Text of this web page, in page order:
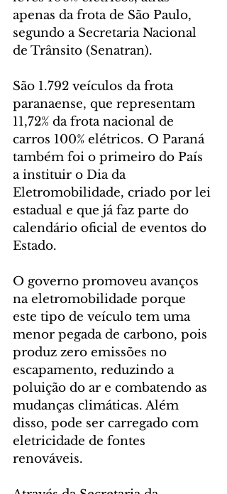
apenas da frota de São Paulo,
segundo a Secretaria Nacional
de Trânsito (Senatran).
São 1.792 veículos da frota
paranaense, que representam
11,72% da frota nacional de
carros 100% elétricos. O Paraná
também foi o primeiro do País
a instituir o Dia da
Eletromobilidade, criado por lei
estadual e que já faz parte do
calendário oficial de eventos do
Estado.
O governo promoveu avanços
na eletromobilidade porque
este tipo de veículo tem uma
menor pegada de carbono, pois
produz zero emissões no
escapamento, reduzindo a
poluição do ar e combatendo as
mudanças climáticas. Além
disso, pode ser carregado com
eletricidade de fontes
renováveis.